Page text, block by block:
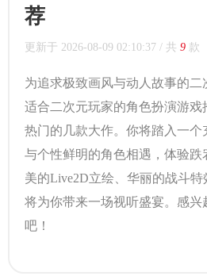
荐
更新于 2026-08-09 02:10:37 / 共 9 款
为追求极致画风与动人故事的二
适合二次元玩家的角色扮演游戏
热门的几款大作。你将踏入一个
与个性鲜明的角色相遇，体验跌
美的Live2D立绘、华丽的战斗特
将为你带来一场视听盛宴。感兴
吧！